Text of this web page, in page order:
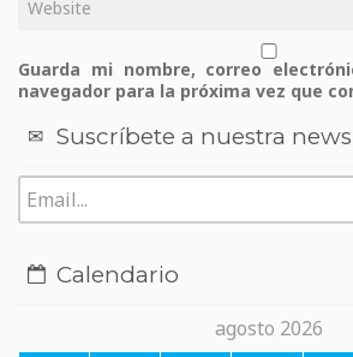
Guarda mi nombre, correo
navegador para la próxima vez que
Suscríbete a nuestra
Calendario
agosto 2026